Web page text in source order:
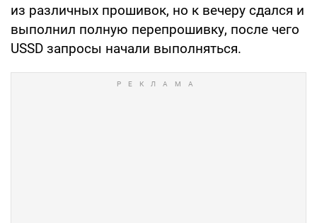
из различных прошивок, но к вечеру сдался и
выполнил полную перепрошивку, после чего
USSD запросы начали выполняться.